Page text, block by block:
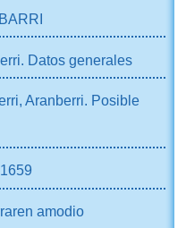
Datos generales
Aranberri. Posible
amodio